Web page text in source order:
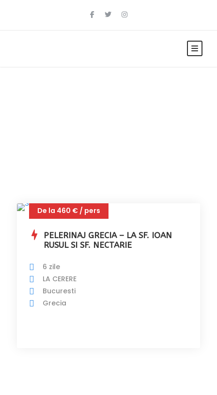
De la 460 € / pers
PELERINAJ GRECIA – LA SF. IOAN
RUSUL SI SF. NECTARIE
6 zile
LA CERERE
Bucuresti
Grecia